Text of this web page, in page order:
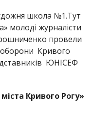
школа №1.Тут
молоді журналісти
провели
Кривого
ЮНІСЕФ
Кривого Рогу»